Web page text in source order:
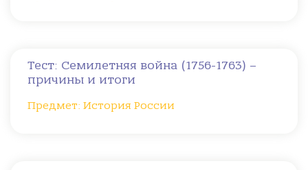
Тест: Семилетняя война (1756-1763) –
причины и итоги
Предмет: История России